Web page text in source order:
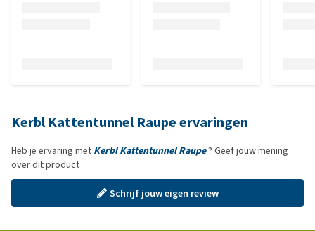
Kerbl Kattentunnel Raupe ervaringen
Heb je ervaring met Kerbl Kattentunnel Raupe? Geef jouw mening
over dit product
Schrijf jouw eigen review